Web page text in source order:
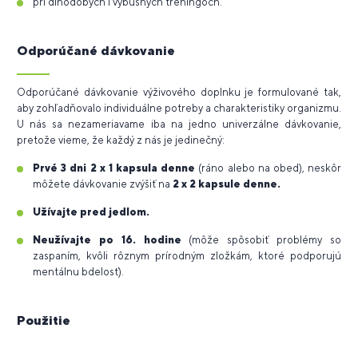
Odporúčané dávkovanie
Odporúčané dávkovanie výživového doplnku je formulované tak,
aby zohľadňovalo individuálne potreby a charakteristiky organizmu.
U nás sa nezameriavame iba na jedno univerzálne dávkovanie,
pretože vieme, že každý z nás je jedinečný:
Prvé 3 dni 2 x 1 kapsula denne (ráno alebo na obed), neskôr
môžete dávkovanie zvýšiť na 2 x 2 kapsule denne.
Užívajte pred jedlom.
Neužívajte po 16. hodine (môže spôsobiť problémy so
zaspaním, kvôli rôznym prírodným zložkám, ktoré podporujú
mentálnu bdelosť).
Použitie